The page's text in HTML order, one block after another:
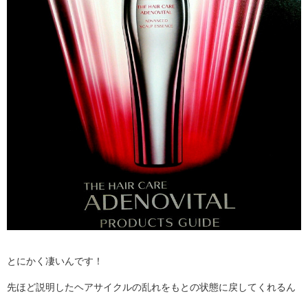
とにかく凄いんです！
先ほど説明したヘアサイクルの乱れをもとの状態に戻してくれるん